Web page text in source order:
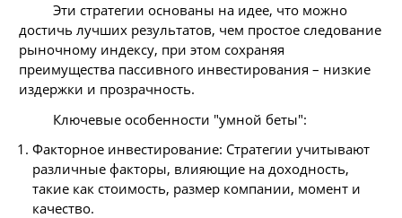
Эти стратегии основаны на идее, что можно
достичь лучших результатов, чем простое следование
рыночному индексу, при этом сохраняя
преимущества пассивного инвестирования – низкие
издержки и прозрачность.
Ключевые особенности "умной беты":
Факторное инвестирование: Стратегии учитывают
различные факторы, влияющие на доходность,
такие как стоимость, размер компании, момент и
качество.